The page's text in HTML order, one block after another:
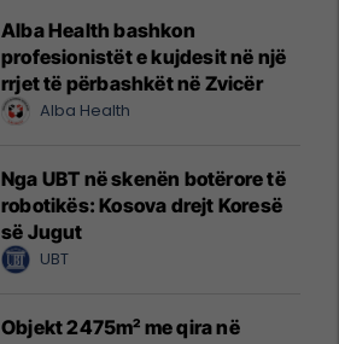
Alba Health bashkon
profesionistët e kujdesit në një
rrjet të përbashkët në Zvicër
Alba Health
Nga UBT në skenën botërore të
robotikës: Kosova drejt Koresë
së Jugut
UBT
Objekt 2475m² me qira në